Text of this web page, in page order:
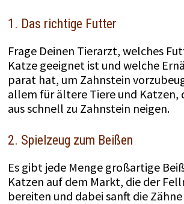
1. Das richtige Futter
Frage Deinen Tierarzt, welches
Katze geeignet ist und welche
parat hat, um Zahnstein
allem für ältere Tiere und Katzen,
aus schnell zu Zahnstein neigen.
2. Spielzeug zum Beißen
Es gibt jede Menge großartige
Katzen auf dem Markt, die der
bereiten und dabei sanft die